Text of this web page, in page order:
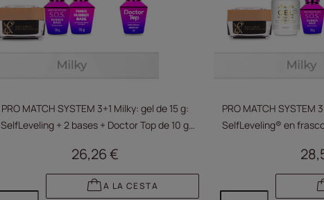
PRO MATCH SYSTEM 3+1 Milky: gel de 15 g:
SelfLeveling + 2 bases + Doctor Top de 10 g
26,26 €
A LA CESTA
PRO MATCH SYSTEM
SelfLeveling® en